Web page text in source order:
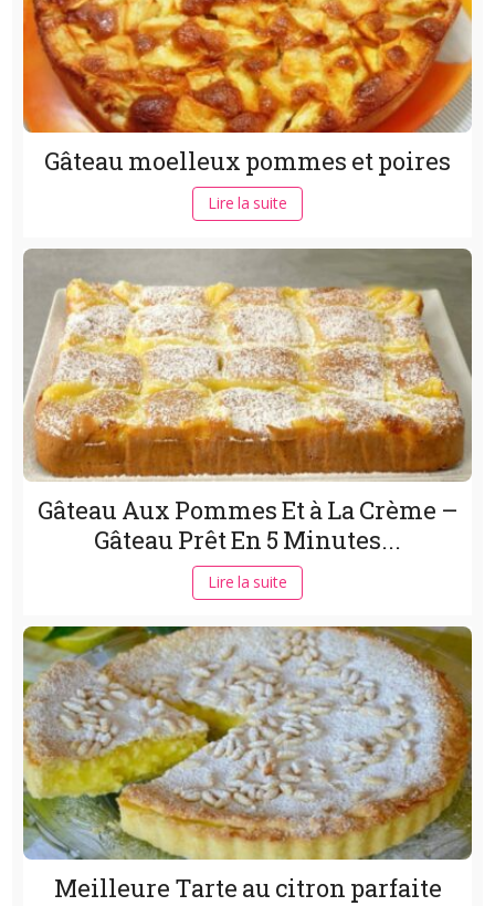
Gâteau moelleux pommes et poires
Lire la suite
Gâteau Aux Pommes Et à La Crème –
Gâteau Prêt En 5 Minutes...
Lire la suite
Meilleure Tarte au citron parfaite